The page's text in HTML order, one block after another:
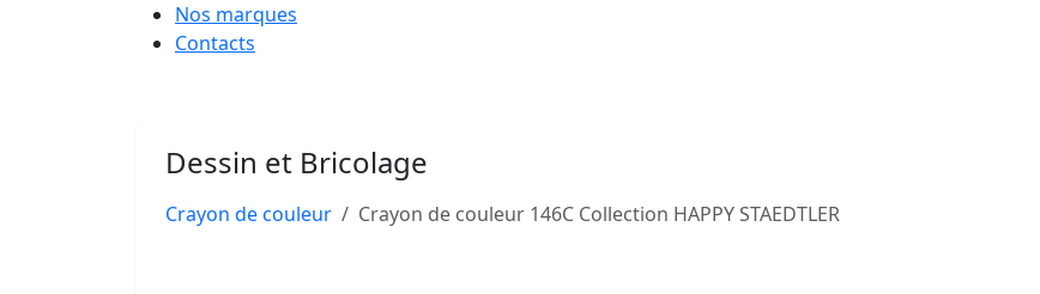
Nos marques
Contacts
Dessin et Bricolage
Crayon de couleur Crayon de couleur 146C Collection HAPPY STAEDTLER